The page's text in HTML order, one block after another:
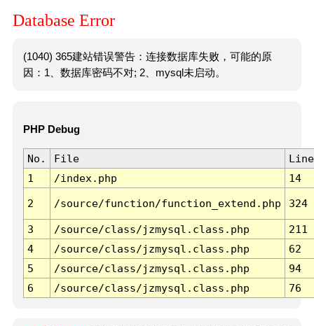
Database Error
(1040) 365建站错误警告：连接数据库失败，可能的原
因：1、数据库密码不对; 2、mysql未启动。
PHP Debug
No. File
Line
1
/index.php 14
2 /source/function/function_extend.php 324
3 /source/class/jzmysql.class.php
211
4
/source/class/jzmysql.class.php
62
5
/source/class/jzmysql.class.php
94
6
/source/class/jzmysql.class.php 76